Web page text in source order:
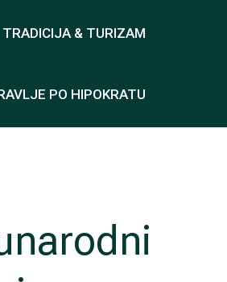
TRADICIJA & TURIZAM
PO HIPOKRATU